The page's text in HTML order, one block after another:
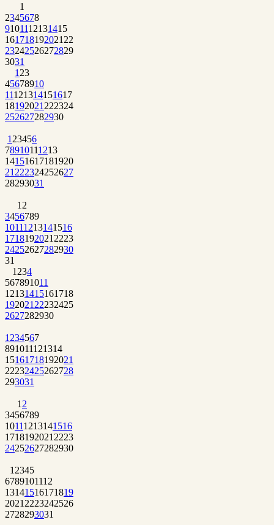
1
2345678
9101112131415
161718192021 22
23242526272829
3031
1 23
45678910
11121314151617
18192021 222324
252627282930
1 23456
78910111213
14151617181920
21 222324252627
28293031
1 2
3456789
10111213141516
1718192021 2223
24252627282930
31
1 234
567891011
12131415161718
192021 22232425
2627282930
1 234567
891011121314
15161718192021
22232425262728
293031
1 2
3456789
10111213141516
1718192021 2223
24252627282930
1 2345
6789101112
13141516171819
2021 2223242526
2728293031